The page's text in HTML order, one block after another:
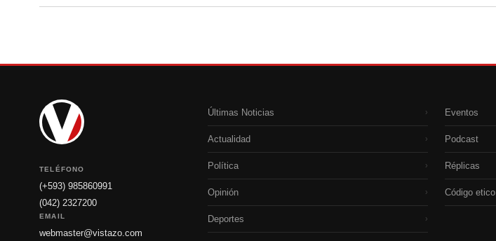
TELÉFONO
(+593) 985860991
(042) 2327200
EMAIL
webmaster@vistazo.com
Últimas Noticias ›
Actualidad ›
Política ›
Opinión ›
Deportes ›
Eventos
Podcast
Réplicas
Código etico